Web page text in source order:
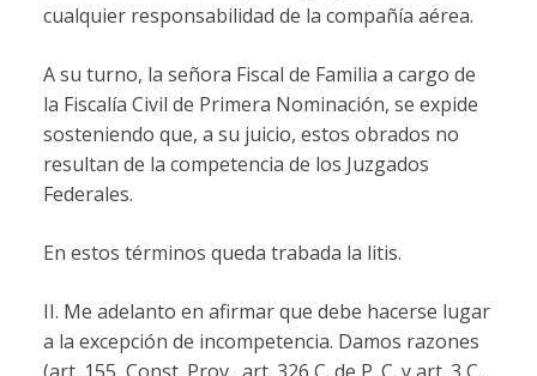
cualquier responsabilidad de la compañía aérea.
A su turno, la señora Fiscal de Familia a cargo de
la Fiscalía Civil de Primera Nominación, se expide
sosteniendo que, a su juicio, estos obrados no
resultan de la competencia de los Juzgados
Federales.
En estos términos queda trabada la litis.
II. Me adelanto en afirmar que debe hacerse lugar
a la excepción de incompetencia. Damos razones